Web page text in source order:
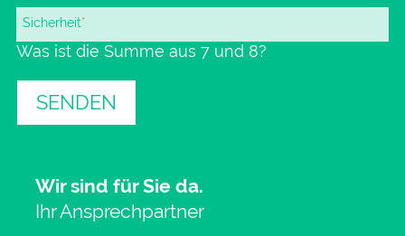
Pflichtfeld
Sicherheit*
Was ist die Summe aus 7 und 8?
SENDEN
Wir sind für Sie da.
Ihr Ansprechpartner